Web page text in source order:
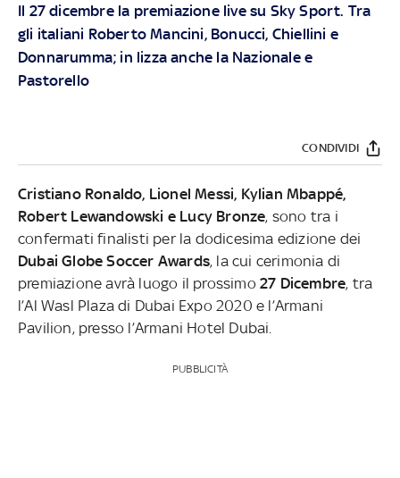
Il 27 dicembre la premiazione live su Sky Sport. Tra
gli italiani Roberto Mancini, Bonucci, Chiellini e
Donnarumma; in lizza anche la Nazionale e
Pastorello
CONDIVIDI
Cristiano Ronaldo, Lionel Messi, Kylian Mbappé,
Robert Lewandowski e Lucy Bronze, sono tra i
confermati finalisti per la dodicesima edizione dei
Dubai Globe Soccer Awards, la cui cerimonia di
premiazione avrà luogo il prossimo 27 Dicembre, tra
l’Al Wasl Plaza di Dubai Expo 2020 e l’Armani
Pavilion, presso l’Armani Hotel Dubai.
PUBBLICITÀ